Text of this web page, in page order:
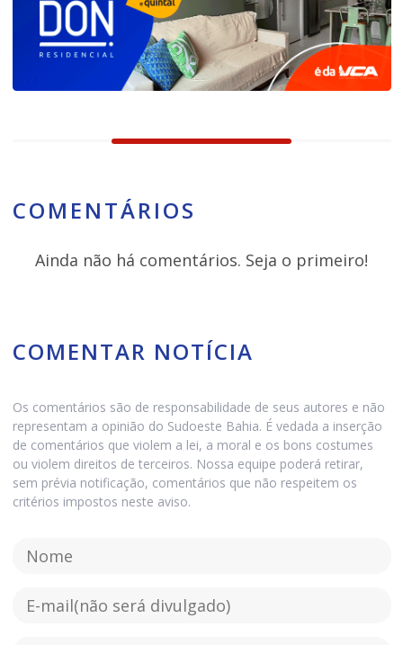
COMENTÁRIOS
Ainda não há comentários. Seja o primeiro!
COMENTAR NOTÍCIA
Os comentários são de responsabilidade de seus autores e não
representam a opinião do Sudoeste Bahia. É vedada a inserção
de comentários que violem a lei, a moral e os bons costumes
ou violem direitos de terceiros. Nossa equipe poderá retirar,
sem prévia notificação, comentários que não respeitem os
critérios impostos neste aviso.